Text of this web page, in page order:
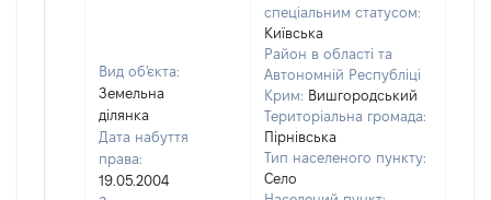
Вид об'єкта:
Земельна
ділянка
Дата набуття
права:
19.05.2004
спеціальним статусом:
Київська
Район в області та
Автономній Республіці
Крим: Вишгородський
Територіальна громада:
Пірнівська
Тип населеного пункту:
Село